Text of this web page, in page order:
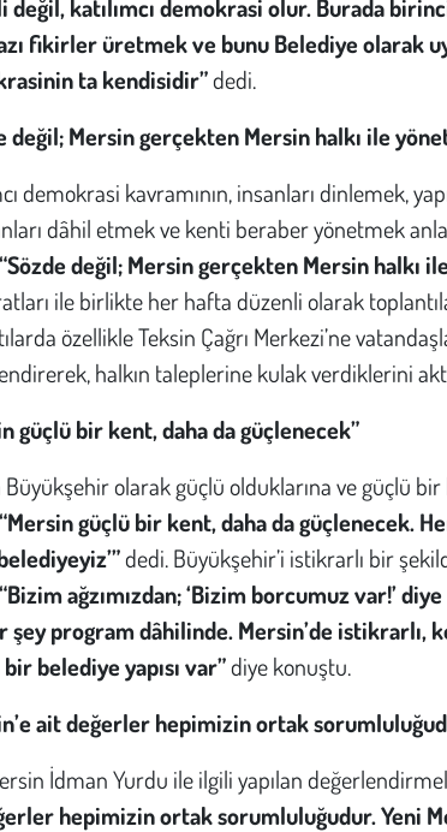
değil, katılımcı demokrasi olur. Burada
fikirler üretmek ve bunu Belediye olarak
ta kendisidir”dedi.
değil; Mersin gerçekten Mersin halkı ile
demokrasi kavramının, insanları dinlemek,
dâhil etmek ve kenti beraber yönetmek
değil; Mersin gerçekten Mersin halkı
ile birlikte her hafta düzenli olarak
özellikle Teksin Çağrı Merkezi’ne
halkın taleplerine kulak verdiklerini
güçlü bir kent, daha da güçlenecek”
Büyükşehir olarak güçlü olduklarına ve güçlü
“Mersin güçlü bir kent, daha da güçlenecek.
dedi. Büyükşehir’i istikrarlı bir
“Bizim ağzımızdan;‘Bizim borcumuz var!’diye
şey program dâhilinde. Mersin’de istikrarlı,
belediye yapısı var”diye konuştu.
ait değerler hepimizin ortak
İdman Yurdu ile ilgili yapılan
hepimizin ortak sorumluluğudur. Yeni